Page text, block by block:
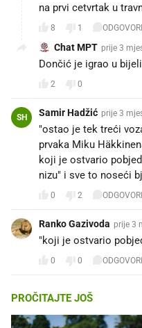
na prvi cetvrtak u
8 1
Chat MPT prije 3
Dončić je igrao u
2 0
SH Samir Hadžić prije 3
"ostao je tek treći
prvaka Miku
koji je ostvario
nizu" i sve to noseći
0 2
Ranko Gazivoda prije 3
"koji je ostvario
0 0
PROČITAJTE JOŠ